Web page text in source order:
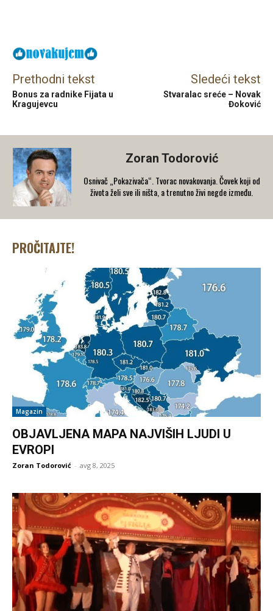
Prethodni tekst
Bonus za radnike Fijata u
Kragujevcu
Sledeći tekst
Stvaralac sreće – Novak
Đoković
Zoran Todorović
Osnivač „Pokazivača“. Tvorac novakovanja. Čovek koji od
života želi sve ili ništa, a trenutno živi negde između.
PROČITAJTE!
Magazin
OBJAVLJENA MAPA NAJVIŠIH LJUDI U
EVROPI
Zoran Todorović - avg 8, 2025